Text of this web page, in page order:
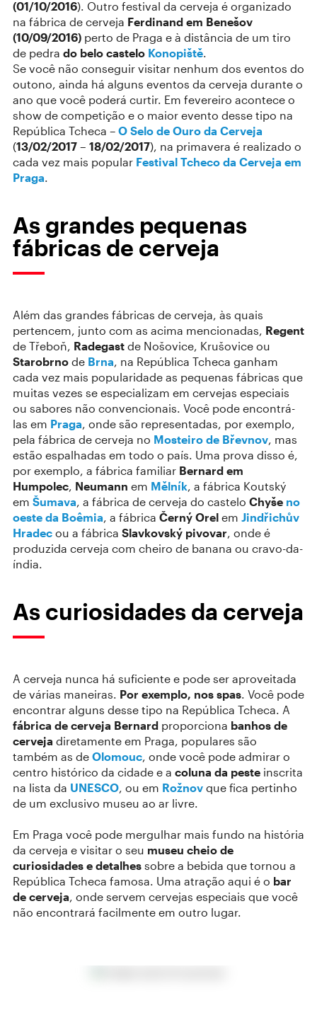
(01/10/2016). Outro festival da cerveja é organizado
na fábrica de cerveja Ferdinand em Benešov
(10/09/2016) perto de Praga e à distância de um tiro
de pedra do belo castelo Konopiště.
Se você não conseguir visitar nenhum dos eventos do
outono, ainda há alguns eventos da cerveja durante o
ano que você poderá curtir. Em fevereiro acontece o
show de competição e o maior evento desse tipo na
República Tcheca – O Selo de Ouro da Cerveja
(13/02/2017 – 18/02/2017), na primavera é realizado o
cada vez mais popular Festival Tcheco da Cerveja em
Praga.
As grandes pequenas
fábricas de cerveja
Além das grandes fábricas de cerveja, às quais
pertencem, junto com as acima mencionadas, Regent
de Třeboň, Radegast de Nošovice, Krušovice ou
Starobrno de Brna, na República Tcheca ganham
cada vez mais popularidade as pequenas fábricas que
muitas vezes se especializam em cervejas especiais
ou sabores não convencionais. Você pode encontrá-
las em Praga, onde são representadas, por exemplo,
pela fábrica de cerveja no Mosteiro de Břevnov, mas
estão espalhadas em todo o país. Uma prova disso é,
por exemplo, a fábrica familiar Bernard em
Humpolec, Neumann em Mělník, a fábrica Koutský
em Šumava, a fábrica de cerveja do castelo Chyše no
oeste da Boêmia, a fábrica Černý Orel em Jindřichův
Hradec ou a fábrica Slavkovský pivovar, onde é
produzida cerveja com cheiro de banana ou cravo-da-
índia.
As curiosidades da cerveja
A cerveja nunca há suficiente e pode ser aproveitada
de várias maneiras. Por exemplo, nos spas. Você pode
encontrar alguns desse tipo na República Tcheca. A
fábrica de cerveja Bernard proporciona banhos de
cerveja diretamente em Praga, populares são
também as de Olomouc, onde você pode admirar o
centro histórico da cidade e a coluna da peste inscrita
na lista da UNESCO, ou em Rožnov que fica pertinho
de um exclusivo museu ao ar livre.
Em Praga você pode mergulhar mais fundo na história
da cerveja e visitar o seu museu cheio de
curiosidades e detalhes sobre a bebida que tornou a
República Tcheca famosa. Uma atração aqui é o bar
de cerveja, onde servem cervejas especiais que você
não encontrará facilmente em outro lugar.